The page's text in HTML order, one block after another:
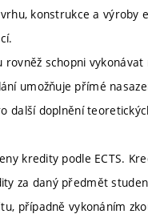
konstrukce a
schopni
umožňuje přímé
další doplnění
kredity podle ECTS.
za daný předmět
případně vykonáním